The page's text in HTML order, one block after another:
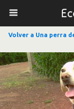
Volver a Una perra